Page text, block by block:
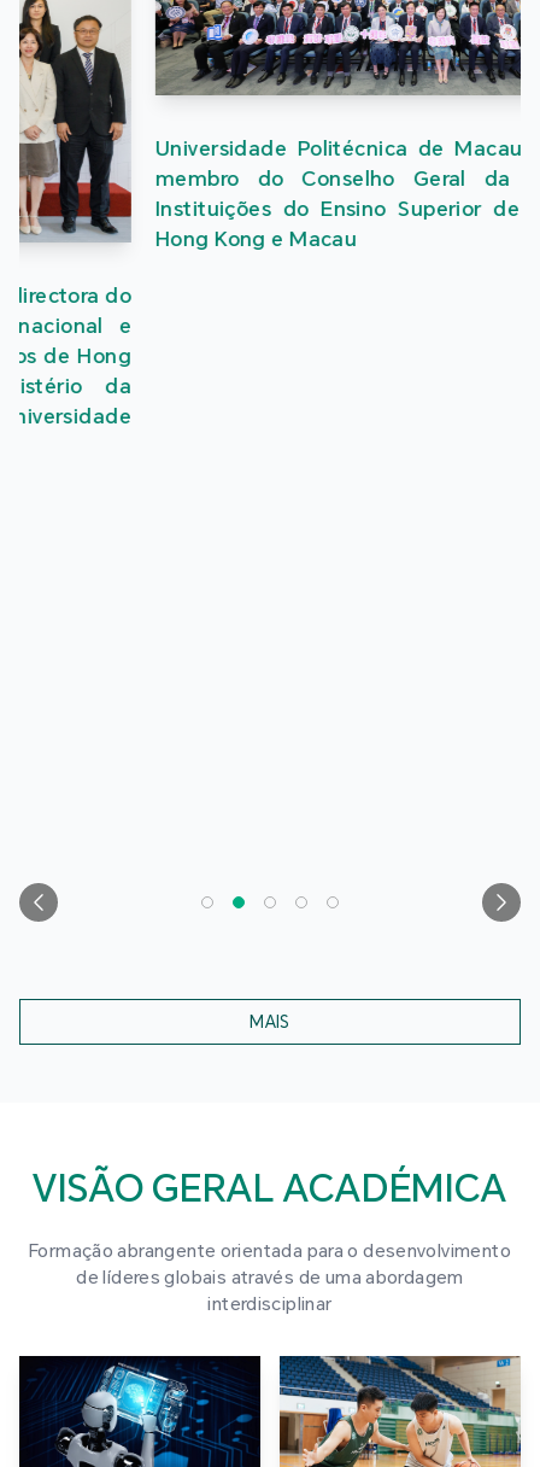
Universidade Politécnica de Macau eleita como
membro do Conselho Geral da Aliança das
Instituições do Ensino Superior de Guangdong,
Hong Kong e Macau
MAIS
VISÃO GERAL ACADÉMICA
Formação abrangente orientada para o desenvolvimento
de líderes globais através de uma abordagem
interdisciplinar